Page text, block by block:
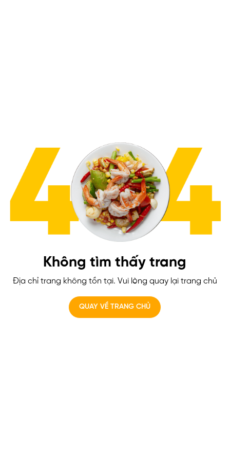
Không tìm thấy trang
Địa chỉ trang không tồn tại. Vui lòng quay lại trang chủ
QUAY VỀ TRANG CHỦ